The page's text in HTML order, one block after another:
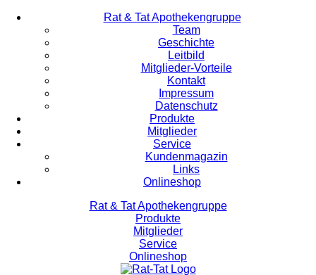
Rat & Tat Apothekengruppe
Team
Geschichte
Leitbild
Mitglieder-Vorteile
Kontakt
Impressum
Datenschutz
Produkte
Mitglieder
Service
Kundenmagazin
Links
Onlineshop
Rat & Tat Apothekengruppe
Produkte
Mitglieder
Service
Onlineshop